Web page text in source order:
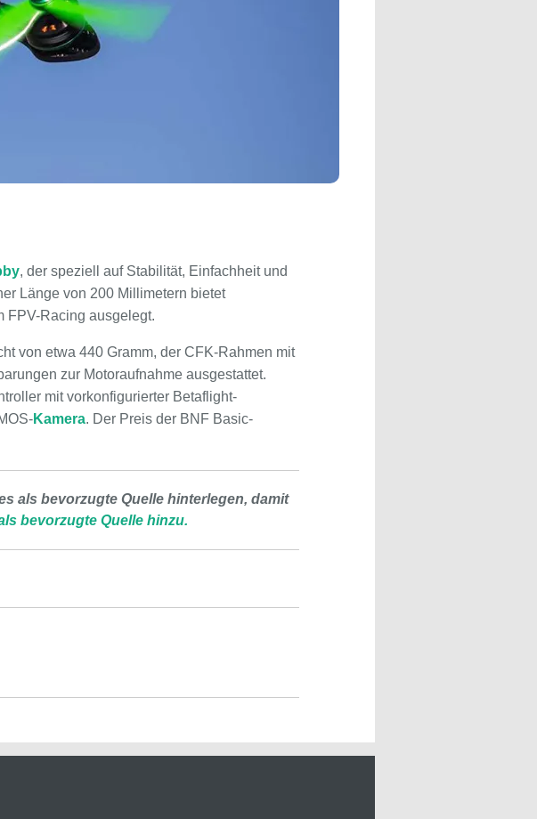
, der speziell auf Stabilität, Einfachheit und
Länge von 200 Millimetern bietet
FPV-Racing ausgelegt.
von etwa 440 Gramm, der CFK-Rahmen mit
zur Motoraufnahme ausgestattet.
mit vorkonfigurierter Betaflight-
Kamera. Der Preis der BNF Basic-
als bevorzugte Quelle hinterlegen, damit
bevorzugte Quelle hinzu.